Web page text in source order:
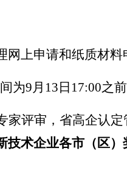
网上申请和纸质材
为9月13日17:00之
家评审，省高企认
技术企业各市（区）